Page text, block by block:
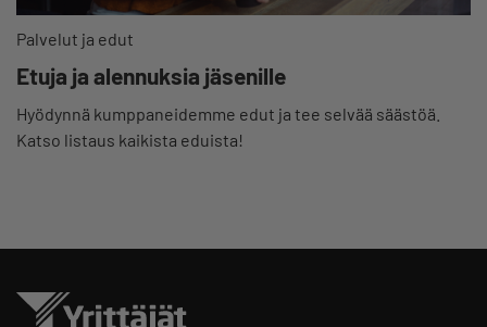
Palvelut ja edut
Etuja ja alennuksia jäsenille
Hyödynnä kumppaneidemme edut ja tee selvää säästöä.
Katso listaus kaikista eduista!